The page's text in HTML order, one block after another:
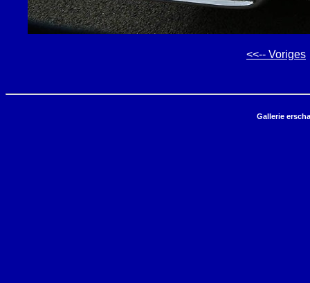
<<-- Voriges
Gallerie